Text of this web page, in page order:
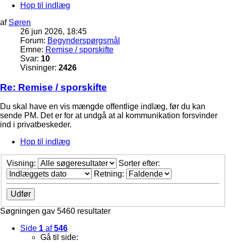
Hop til indlæg
af Søren
26 jun 2026, 18:45
Forum: Begynderspørgsmål
Emne: Remise / sporskifte
Svar: 10
Visninger: 2426
Re: Remise / sporskifte
Du skal have en vis mængde offentlige indlæg, før du kan
sende PM. Det er for at undgå at al kommunikation forsvinder
ind i privatbeskeder.
Hop til indlæg
Visning:
Sorter efter:
Retning:
Søgningen gav 5460 resultater
Side 1 af546
Gå til side: